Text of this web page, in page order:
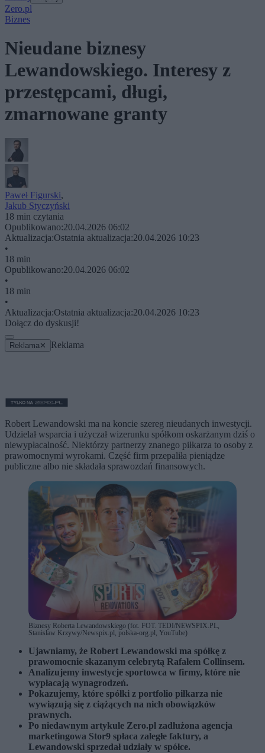
Zero.pl
Biznes
Nieudane biznesy
Lewandowskiego. Interesy z
przestępcami, długi,
zmarnowane granty
Paweł Figurski,
Jakub Styczyński
18 min czytania
Opublikowano:20.04.2026 06:02
Aktualizacja:Ostatnia aktualizacja:20.04.2026 10:23
•
18 min
Opublikowano:20.04.2026 06:02
•
18 min
•
Aktualizacja:Ostatnia aktualizacja:20.04.2026 10:23
Dołącz do dyskusji!
Reklama ✕ Reklama
Robert Lewandowski ma na koncie szereg nieudanych inwestycji.
Udzielał wsparcia i użyczał wizerunku spółkom oskarżanym dziś o
niewypłacalność. Niektórzy partnerzy znanego piłkarza to osoby z
prawomocnymi wyrokami. Część firm przepaliła pieniądze
publiczne albo nie składała sprawozdań finansowych.
Biznesy Roberta Lewandowskiego (fot. FOT. TEDI/NEWSPIX.PL,
Stanislaw Krzywy/Newspix.pl, polska-org.pl, YouTube)
Ujawniamy, że Robert Lewandowski ma spółkę z
prawomocnie skazanym celebrytą Rafałem Collinsem.
Analizujemy inwestycje sportowca w firmy, które nie
wypłacają wynagrodzeń.
Pokazujemy, które spółki z portfolio piłkarza nie
wywiązują się z ciążących na nich obowiązków
prawnych.
Po niedawnym artykule Zero.pl zadłużona agencja
marketingowa Stor9 spłaca zaległe faktury, a
Lewandowski sprzedał udziały w spółce.